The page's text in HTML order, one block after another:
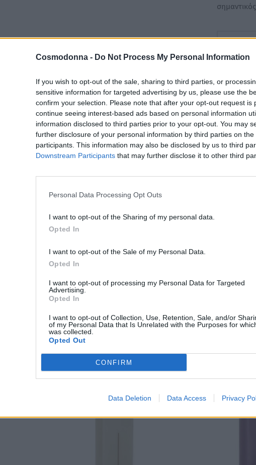
Cosmodonna - Do Not Process My Personal Information
If you wish to opt-out of the sale, sharing to third parties, or
sensitive information for targeted advertising by us, please use the
confirm your selection. Please note that after your opt-out request is
continue seeing interest-based ads based on personal information
information disclosed to third parties prior to your opt-out. You may
further disclosure of your personal information by third parties on the
participants. This information may also be disclosed by us to third
Downstream Participants that may further disclose it to other third
Personal Data Processing Opt Outs
I want to opt-out of the Sharing of my personal data.
Opted In
I want to opt-out of the Sale of my Personal Data.
Opted In
I want to opt-out of processing my Personal Data for Targeted
Advertising.
Opted In
I want to opt-out of Collection, Use, Retention, Sale, and/or
of my Personal Data that Is Unrelated with the Purposes for
was collected.
Opted Out
CONFIRM
Data Deletion Data Access Privacy
Κωδικός
, ΚΕΡΙΕΡΕΣ,
0,510 κ.